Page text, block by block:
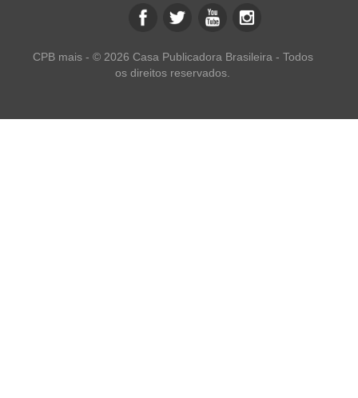
CPB mais - © 2026 Casa Publicadora Brasileira - Todos
os direitos reservados.